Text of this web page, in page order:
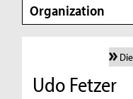
Organization
Udo Fetzer